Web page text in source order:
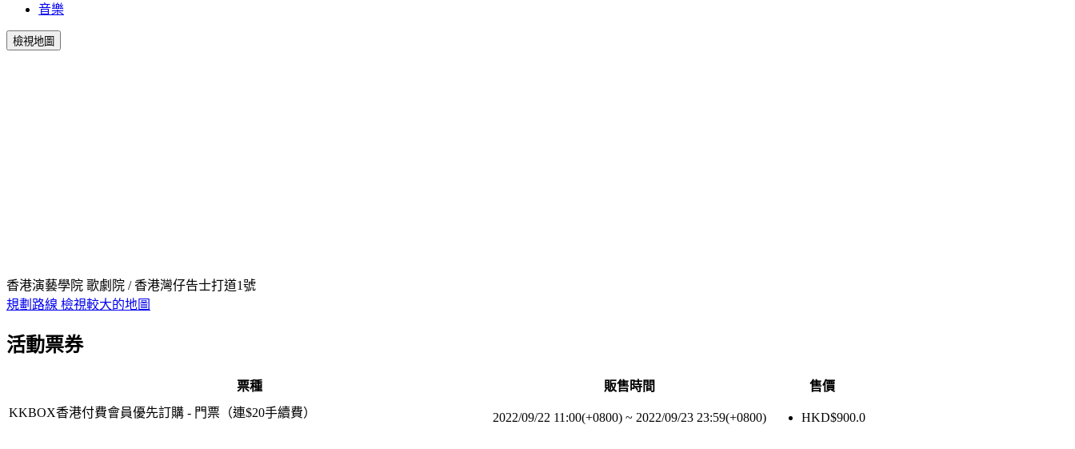
音樂
檢視地圖
香港演藝學院 歌劇院 / 香港灣仔告士打道1號
規劃路線 檢視較大的地圖
活動票券
票種 販售時間
售價
KKBOX香港付費會員優先訂購 - 門票（連$20手續費）
2022/09/22 11:00(+0800) ~ 2022/09/23 23:59(+0800) HKD$900.0